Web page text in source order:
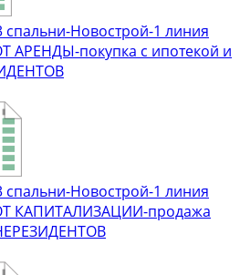
спальни-Новострой-1 линия
АРЕНДЫ-покупка с ипотекой и
спальни-Новострой-1 линия
КАПИТАЛИЗАЦИИ-продажа